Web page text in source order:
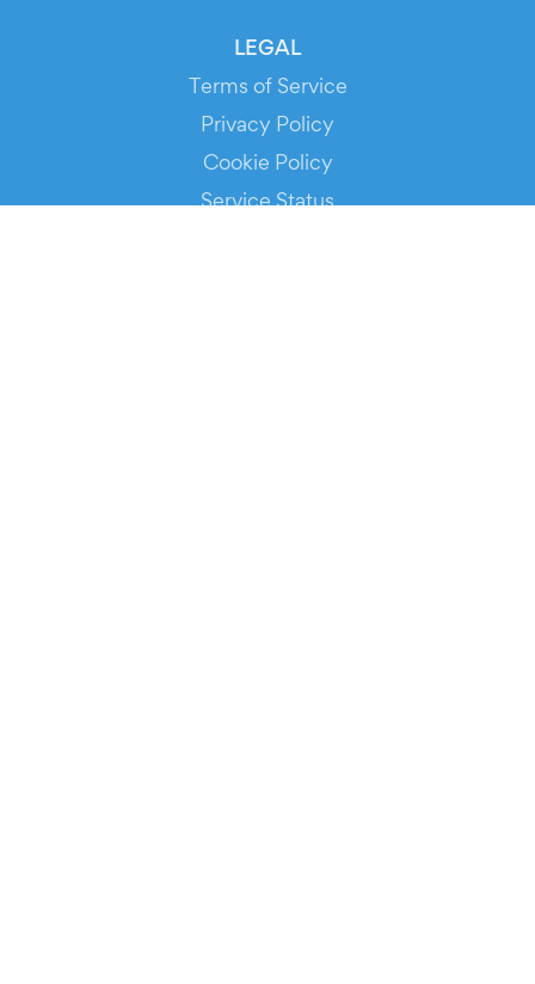
LEGAL
Terms of Service
Privacy Policy
Cookie Policy
Service Status